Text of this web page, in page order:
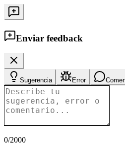
Enviar feedback
Sugerencia Error
0/2000